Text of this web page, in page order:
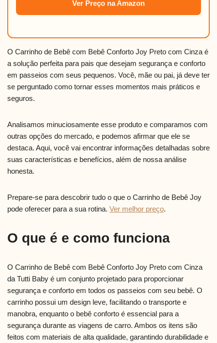
Ver Preço na Amazon
O Carrinho de Bebê com Bebê Conforto Joy Preto com Cinza é
a solução perfeita para pais que desejam segurança e conforto
em passeios com seus pequenos. Você, mãe ou pai, já deve ter
se perguntado como tornar esses momentos mais práticos e
seguros.
Analisamos minuciosamente esse produto e comparamos com
outras opções do mercado, e podemos afirmar que ele se
destaca. Aqui, você vai encontrar informações detalhadas sobre
suas características e benefícios, além de nossa análise
honesta.
Prepare-se para descobrir tudo o que o Carrinho de Bebê Joy
pode oferecer para a sua rotina. Ver melhor preço.
O que é e como funciona
O Carrinho de Bebê com Bebê Conforto Joy Preto com Cinza
da Tutti Baby é um conjunto projetado para proporcionar
segurança e conforto em todos os passeios com seu bebê. O
carrinho possui um design leve, facilitando o transporte e
manobra, enquanto o bebê conforto é essencial para a
segurança durante as viagens de carro. Ambos os itens são
feitos com materiais de alta qualidade, garantindo durabilidade e